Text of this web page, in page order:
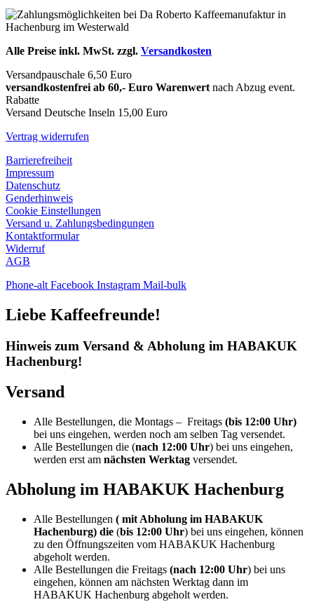
Alle Preise inkl. MwSt. zzgl. Versandkosten
Versandpauschale 6,50 Euro
versandkostenfrei ab 60,- Euro Warenwert nach Abzug event.
Rabatte
Versand Deutsche Inseln 15,00 Euro
Vertrag widerrufen
Barrierefreiheit
Impressum
Datenschutz
Genderhinweis
Cookie Einstellungen
Versand u. Zahlungsbedingungen
Kontaktformular
Widerruf
AGB
Phone-alt Facebook Instagram Mail-bulk
Liebe Kaffeefreunde!
Hinweis zum Versand & Abholung im HABAKUK
Hachenburg!
Versand
Alle Bestellungen, die Montags – Freitags (bis 12:00 Uhr)
bei uns eingehen, werden noch am selben Tag versendet.
Alle Bestellungen die (nach 12:00 Uhr) bei uns eingehen,
werden erst am nächsten Werktag versendet.
Abholung im HABAKUK Hachenburg
Alle Bestellungen ( mit Abholung im HABAKUK
Hachenburg) die (bis 12:00 Uhr) bei uns eingehen, können
zu den Öffnungszeiten vom HABAKUK Hachenburg
abgeholt werden.
Alle Bestellungen die Freitags (nach 12:00 Uhr) bei uns
eingehen, können am nächsten Werktag dann im
HABAKUK Hachenburg abgeholt werden.